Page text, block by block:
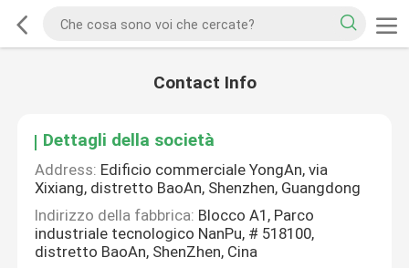
Contact Info
Dettagli della società
Address: Edificio commerciale YongAn, via
Xixiang, distretto BaoAn, Shenzhen, Guangdong
Indirizzo della fabbrica: Blocco A1, Parco
industriale tecnologico NanPu, # 518100,
distretto BaoAn, ShenZhen, Cina